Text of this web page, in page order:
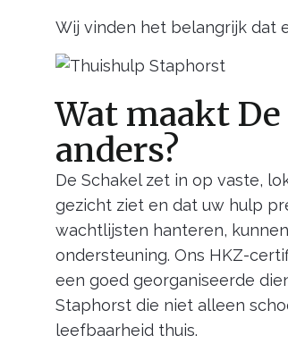
Wij vinden het belangrijk dat
Wat maakt
anders?
De Schakel zet in op vaste,
gezicht ziet en dat uw hulp
wachtlijsten hanteren,
ondersteuning. Ons HKZ-
een goed georganiseerde
Staphorst die niet alleen
leefbaarheid thuis.